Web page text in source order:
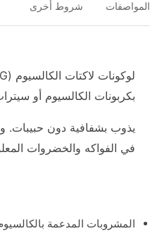
المواصفات شروط أخرى
بكربونات الكالسيوم أو
في الفواكه والخضروات
المشروبات المدعمة